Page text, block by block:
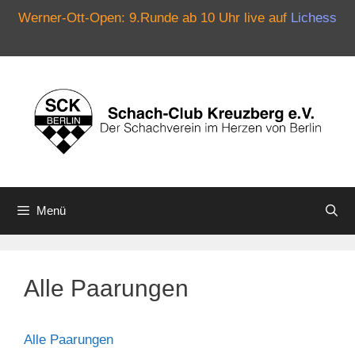
Werner-Ott-Open: 9.Runde ab 10 Uhr live auf Lichess
springen
Menü
Alle Paarungen
Alle Paarungen